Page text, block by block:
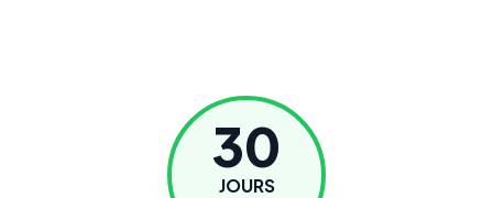
30
JOURS